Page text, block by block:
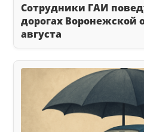
Сотрудники ГАИ
дорогах Воронежской
августа